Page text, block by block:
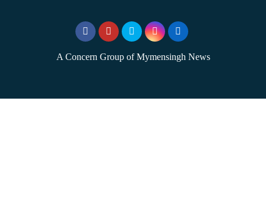
A Concern Group of Mymensingh News